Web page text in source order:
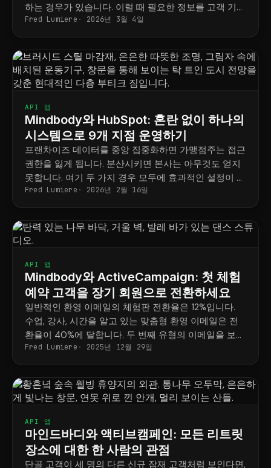
하는 경우가 있습니다. 이럴 때 필요한 정보를 고객 기록
에 항상 준비해 두는 방법을 알려드립니다.
Fred Lumiere 2026년 3월 4일
API 앱
Mindbody와 HubSpot: 혼란 없이 하나의
시스템으로 9개 지점 운영하기
프랜차이즈 데이터를 중앙 집중화하면 가맹점주는 접근
권한을 잃게 됩니다. 분산시키면 본사는 아무것도 얻지
못합니다. 여기 두 가지 경우 모두에 효과적인 설정이 있
습니다.
Fred Lumiere 2026년 2월 16일
API 앱
Mindbody와 ActiveCampaign: 첫 체험
예약 고객을 장기 회원으로 전환하세요
일반적인 환영 이메일의 체험판 전환율은 12%입니다.
수업, 강사, 시간을 알고 있는 맞춤형 환영 이메일은 전
환율이 40%에 달합니다. 두 번째 유형의 이메일을 보내
는 방법을 알려드리겠습니다.
Fred Lumiere 2025년 12월 29일
API 앱
마인드바디와 액티브캠페인: 모든 리트릿
장소에 대한 한 사람의 관점
단골 고객이 세 명의 다른 신규 잠재 고객처럼 보인다면,